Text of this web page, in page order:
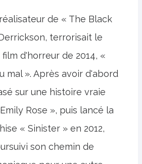
de « The Black
terrorisait le
d'horreur de 2014, «
mal ». Après avoir d'abord
sur une histoire vraie
Rose », puis lancé la
« Sinister » en 2012,
son chemin de